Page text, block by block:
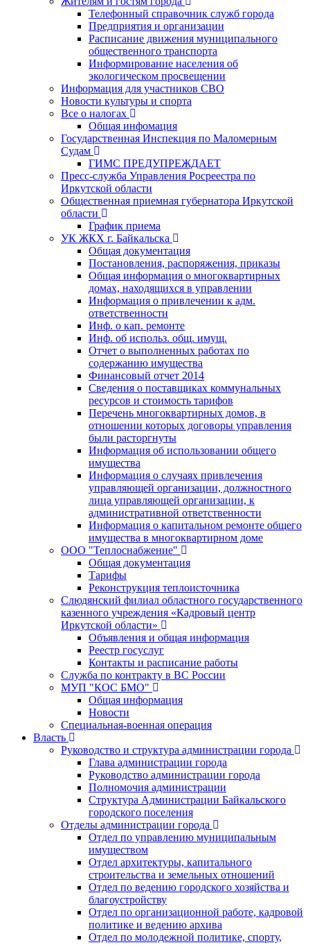
Телефонный справочник служб города
Предприятия и организации
Расписание движения муниципального
общественного транспорта
Информирование населения об
экологическом просвещении
Информация для участников СВО
Новости культуры и спорта
Все о налогах
Общая инфомация
Государственная Инспекция по Маломерным
Судам
ГИМС ПРЕДУПРЕЖДАЕТ
Пресс-служба Управления Росреестра по
Иркутской области
Общественная приемная губернатора Иркутской
области
График приема
УК ЖКХ г. Байкальска
Общая документация
Постановления, распоряжения, приказы
Общая информация о многоквартирных
домах, находящихся в управлении
Информация о привлечении к адм.
ответственности
Инф. о кап. ремонте
Инф. об использ. общ. имущ.
Отчет о выполненных работах по
содержанию имущества
Финансовый отчет 2014
Сведения о поставщиках коммунальных
ресурсов и стоимость тарифов
Перечень многоквартирных домов, в
отношении которых договоры управления
были расторгнуты
Информация об использовании общего
имущества
Информация о случаях привлечения
управляющей организации, должностного
лица управляющей организации, к
административной ответственности
Информация о капитальном ремонте общего
имущества в многоквартирном доме
ООО "Теплоснабжение"
Общая документация
Тарифы
Реконструкция теплоисточника
Слюдянский филиал областного государственного
казенного учреждения «Кадровый центр
Иркутской области»
Объявления и общая информация
Реестр госуслуг
Контакты и расписание работы
Служба по контракту в ВС России
МУП "КОС БМО"
Общая информация
Новости
Специальная-военная операция
Власть
Руководство и структура администрации города
Глава администрации города
Руководство администрации города
Полномочия администрации
Структура Администрации Байкальского
городского поселения
Отделы администрации города
Отдел по управлению муниципальным
имуществом
Отдел архитектуры, капитального
строительства и земельных отношений
Отдел по ведению городского хозяйства и
благоустройству
Отдел по организационной работе, кадровой
политике и ведению архива
Отдел по молодежной политике, спорту,